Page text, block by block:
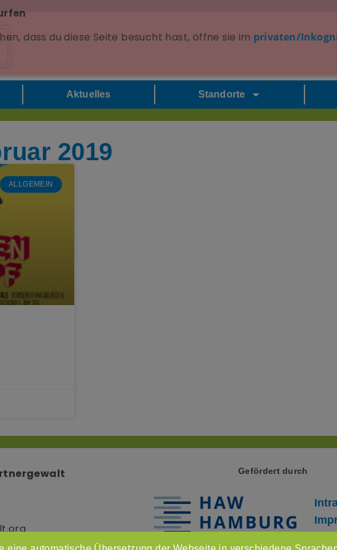
Aktuelles Standorte
2019
ALLGEMEIN
Gefördert durch
dass du diese Seite besucht hast, öffne sie im privaten/